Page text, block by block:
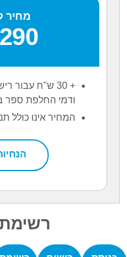
מחיר
290 ש"ח
+ 30 ש"ח עבור
ודמי החלפת ספר
המחיר אינו כולל